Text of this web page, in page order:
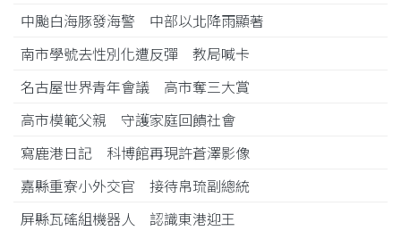
中颱白海豚發海警 中部以北降雨顯著
南市學號去性別化遭反彈 教局喊卡
名古屋世界青年會議 高市奪三大賞
高市模範父親 守護家庭回饋社會
寫鹿港日記 科博館再現許蒼澤影像
嘉縣重寮小外交官 接待帛琉副總統
屏縣瓦磘組機器人 認識東港迎王